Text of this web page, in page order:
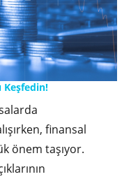
Keşfedin!
finansal
önem taşıyor.